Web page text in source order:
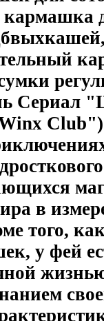
кармашка
Сериал
Club")
в
того,
у фей